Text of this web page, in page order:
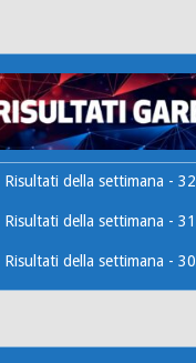
Risultati della settimana - 32
Risultati della settimana - 31
Risultati della settimana - 30